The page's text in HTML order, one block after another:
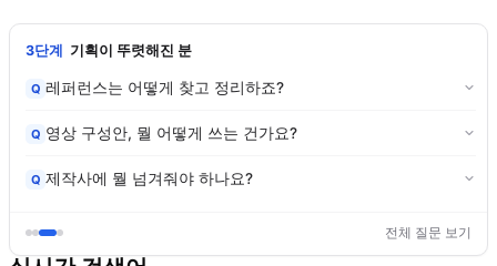
3단계 기획이 뚜렷해진 분
Q 레퍼런스는 어떻게 찾고 정리하죠?
Q 영상 구성안, 뭘 어떻게 쓰는 건가요?
Q 제작사에 뭘 넘겨줘야 하나요?
전체 질문 보기